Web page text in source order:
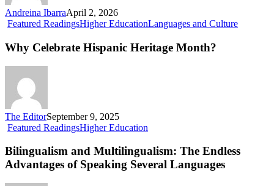
Andreina IbarraApril 2, 2026
Featured ReadingsHigher EducationLanguages and CultureWhy
Why Celebrate Hispanic Heritage Month?
The EditorSeptember 9, 2025
Featured ReadingsHigher Education
Multilingualism:
Endless
Bilingualism and Multilingualism: The Endless
Advantages of Speaking Several Languages